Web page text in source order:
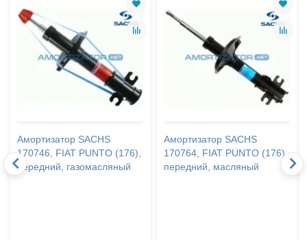
Амортизатор SACHS
170746, FIAT PUNTO (176),
передний, газомасляный
Амортизатор SACHS
170764, FIAT PUNTO (176),
передний, масляный